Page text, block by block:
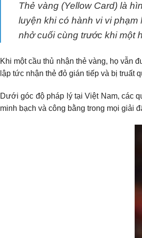
Thẻ vàng (Yellow Card) là
luyện khi có hành vi vi
nhở cuối cùng trước khi một
Khi một cầu thủ nhận thẻ vàng, họ vẫn
lập tức nhận thẻ đỏ gián tiếp và bị truất
Dưới góc độ pháp lý tại Việt Nam, các
minh bạch và công bằng trong mọi giải